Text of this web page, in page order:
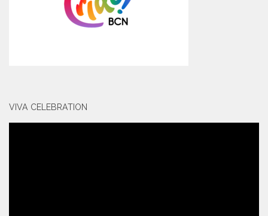
VIVA CELEBRATION